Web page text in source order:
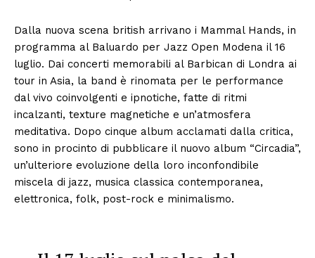
Dalla nuova scena british arrivano i Mammal Hands, in
programma al Baluardo per Jazz Open Modena il 16
luglio. Dai concerti memorabili al Barbican di Londra ai
tour in Asia, la band è rinomata per le performance
dal vivo coinvolgenti e ipnotiche, fatte di ritmi
incalzanti, texture magnetiche e un’atmosfera
meditativa. Dopo cinque album acclamati dalla critica,
sono in procinto di pubblicare il nuovo album “Circadia”,
un’ulteriore evoluzione della loro inconfondibile
miscela di jazz, musica classica contemporanea,
elettronica, folk, post-rock e minimalismo.